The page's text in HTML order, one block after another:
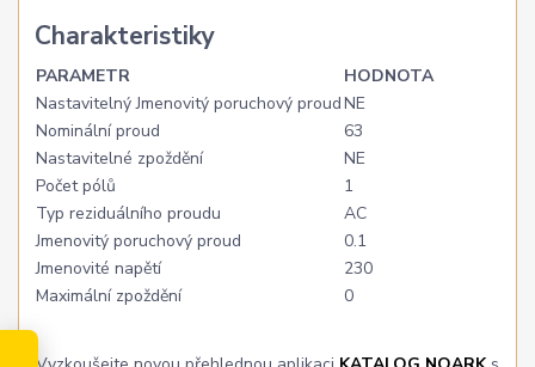
Charakteristiky
PARAMETR
HODNOTA
Nastavitelný Jmenovitý poruchový proudNE
Nominální proud
63
Nastavitelné zpoždění
NE
Počet pólů
1
Typ reziduálního proudu
AC
Jmenovitý poruchový proud
0.1
Jmenovité napětí
230
Maximální zpoždění
0